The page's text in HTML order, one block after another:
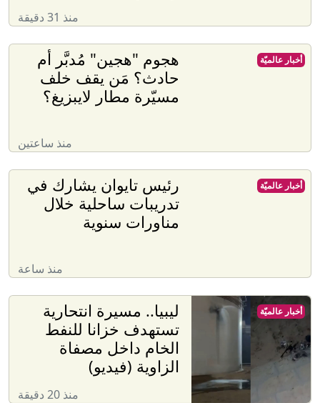
منذ 31 دقيقة
هجوم "هجين" مُدبَّر أم
حادث؟ مَن يقف خلف
مسيّرة مطار لايبزيغ؟
منذ ساعتين
أخبار عالميّة
رئيس تايوان يشارك في
تدريبات ساحلية خلال
مناورات سنوية
منذ ساعة
أخبار عالميّة
ليبيا.. مسيرة انتحارية
تستهدف خزانا للنفط
الخام داخل مصفاة
الزاوية (فيديو)
منذ 20 دقيقة
أخبار عالميّة